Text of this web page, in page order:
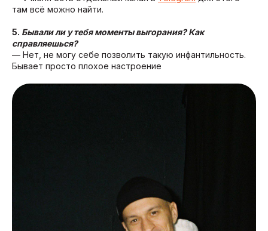
там всё можно найти.
5. Бывали ли у тебя моменты выгорания? Как
справляешься?
— Нет, не могу себе позволить такую инфантильность.
Бывает просто плохое настроение